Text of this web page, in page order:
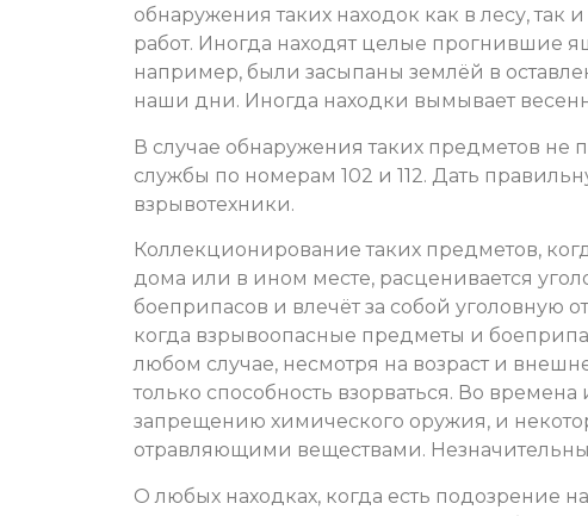
обнаружения таких находок как в лесу,
работ. Иногда находят целые прогнившие
например, были засыпаны землёй в
наши дни. Иногда находки вымывает
В случае обнаружения таких предметов не
службы по номерам 102 и 112. Дать
взрывотехники.
Коллекционирование таких предметов,
дома или в ином месте, расценивается
боеприпасов и влечёт за собой уголовную
когда взрывоопасные предметы и
любом случае, несмотря на возраст и
только способность взорваться. Во
запрещению химического оружия, и
отравляющими веществами.
О любых находках, когда есть подозрение